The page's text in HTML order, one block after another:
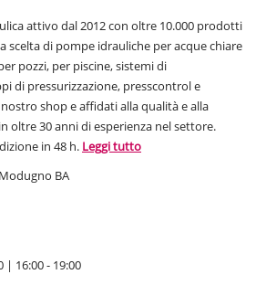
attivo dal 2012 con oltre 10.000 prodotti
scelta di pompe idrauliche per acque chiare
pozzi, per piscine, sistemi di
di pressurizzazione, presscontrol e
shop e affidati alla qualità e alla
oltre 30 anni di esperienza nel settore.
in 48 h. Leggi tutto
BA
| 16:00 - 19:00